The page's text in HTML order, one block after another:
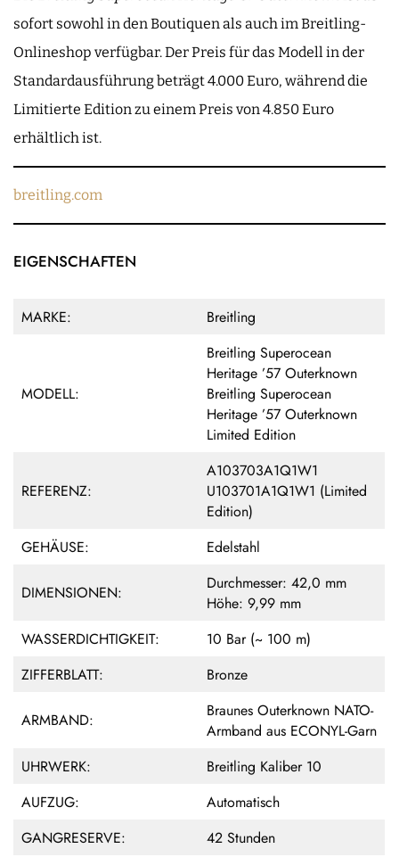
sofort sowohl in den Boutiquen als auch im Breitling-
Onlineshop verfügbar. Der Preis für das Modell in der
Standardausführung beträgt 4.000 Euro, während die
Limitierte Edition zu einem Preis von 4.850 Euro
erhältlich ist.
breitling.com
EIGENSCHAFTEN
MARKE: Breitling
MODELL:
Breitling Superocean
Heritage ’57 Outerknown
Breitling Superocean
Heritage ’57 Outerknown
Limited Edition
REFERENZ:
A103703A1Q1W1
U103701A1Q1W1 (Limited
Edition)
GEHÄUSE:
Edelstahl
DIMENSIONEN:
Durchmesser: 42,0 mm
Höhe: 9,99 mm
WASSERDICHTIGKEIT:
10 Bar (~ 100 m)
ZIFFERBLATT:
Bronze
ARMBAND:
Braunes Outerknown NATO­-
Armband aus ECONYL-Garn
UHRWERK:
Breitling­ Kaliber 10
AUFZUG:
Automatisch
GANGRESERVE:
42 Stunden